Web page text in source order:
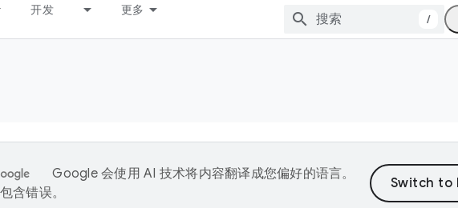
开发 更多
/
Google 会使用 AI 技术将内容翻译成您偏好的语言。
含错误。